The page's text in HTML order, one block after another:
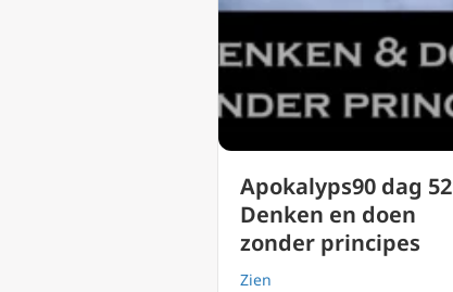
Apokalyps90 dag 52
Denken en doen
zonder principes
Zien